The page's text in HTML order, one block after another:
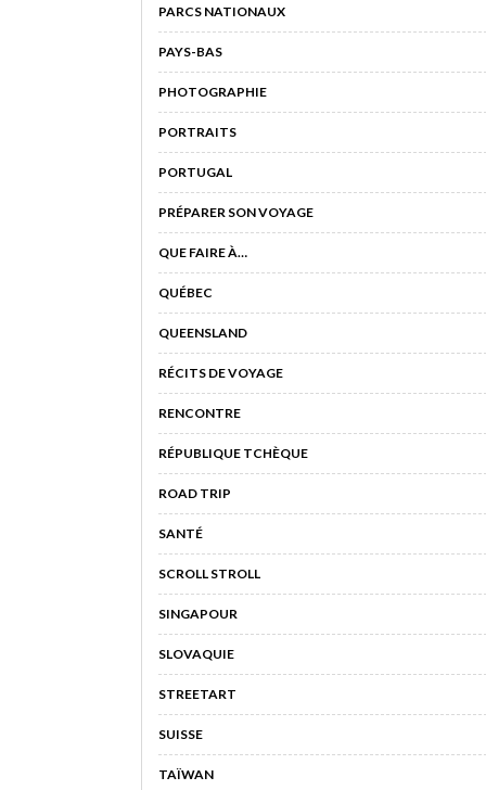
PARCS NATIONAUX
PAYS-BAS
PHOTOGRAPHIE
PORTRAITS
PORTUGAL
PRÉPARER SON VOYAGE
QUE FAIRE À…
QUÉBEC
QUEENSLAND
RÉCITS DE VOYAGE
RENCONTRE
RÉPUBLIQUE TCHÈQUE
ROAD TRIP
SANTÉ
SCROLL STROLL
SINGAPOUR
SLOVAQUIE
STREETART
SUISSE
TAÏWAN